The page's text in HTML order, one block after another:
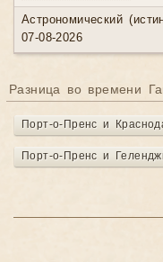
Астрономический
07-08-2026
Разница во времени
Порт-о-Пренс и
Порт-о-Пренс и